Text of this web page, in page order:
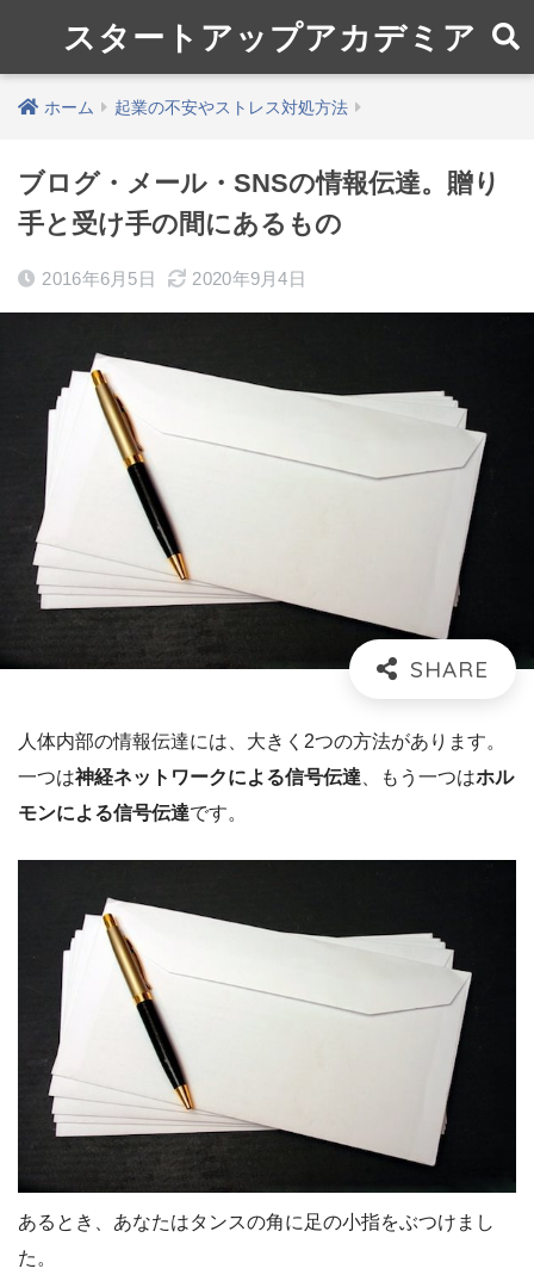
スタートアップアカデミア
ホーム 起業の不安やストレス対処方法
ブログ・メール・SNSの情報伝達。贈り
手と受け手の間にあるもの
2016年6月5日 2020年9月4日
人体内部の情報伝達には、大きく2つの方法があります。
一つは神経ネットワークによる信号伝達 、もう一つはホル
モンによる信号伝達です。
あるとき、あなたはタンスの角に足の小指をぶつけまし
た。